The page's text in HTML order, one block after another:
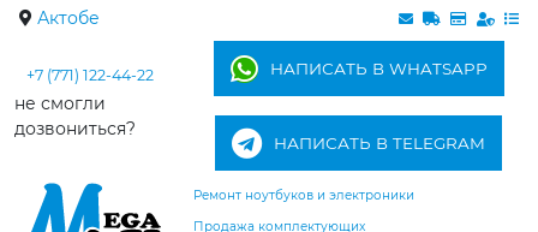
Актобе
+7 (771) 122-44-22
не смогли
дозвониться?
НАПИСАТЬ В WHATSAPP
НАПИСАТЬ В TELEGRAM
Ремонт ноутбуков и электроники
Продажа комплектующих